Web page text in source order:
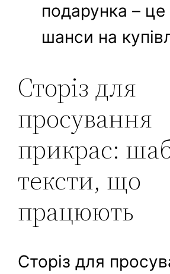
подарунка –
шанси на
Сторіз для
просування
прикрас:
тексти, що
працюють
Сторіз для